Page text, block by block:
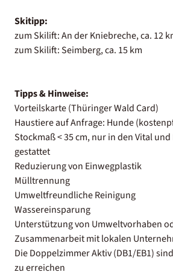
Skitipp:
zum Skilift: An der Kniebreche, ca. 12
zum Skilift: Seimberg, ca. 15 km
Tipps & Hinweise:
Vorteilskarte (Thüringer Wald Card)
Haustiere auf Anfrage: Hunde
Stockmaß < 35 cm, nur in den Vital
gestattet
Reduzierung von Einwegplastik
Mülltrennung
Umweltfreundliche Reinigung
Wassereinsparung
Unterstützung von Umweltvorhaben
Zusammenarbeit mit lokalen
Die Doppelzimmer Aktiv (DB1/EB1)
zu erreichen